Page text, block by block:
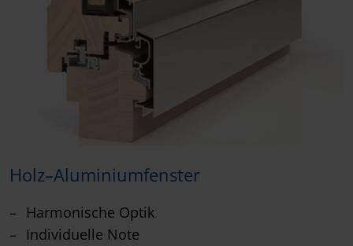
Holz–Aluminiumfenster
Harmonische Optik
Individuelle Note